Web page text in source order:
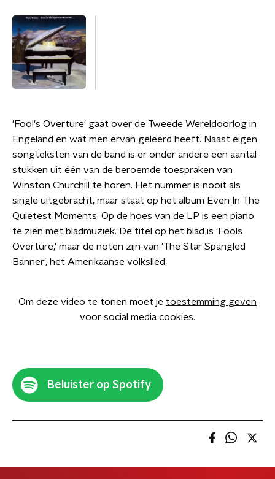
'Fool's Overture' gaat over de Tweede Wereldoorlog in
Engeland en wat men ervan geleerd heeft. Naast eigen
songteksten van de band is er onder andere een aantal
stukken uit één van de beroemde toespraken van
Winston Churchill te horen. Het nummer is nooit als
single uitgebracht, maar staat op het album Even In The
Quietest Moments. Op de hoes van de LP is een piano
te zien met bladmuziek. De titel op het blad is 'Fools
Overture,' maar de noten zijn van 'The Star Spangled
Banner', het Amerikaanse volkslied.
Om deze video te tonen moet je toestemming geven
voor social media cookies.
Beluister op Spotify